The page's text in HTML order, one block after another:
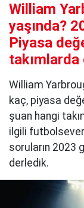
William
yaşında?
Piyasa
takımlarda
William
kaç, piyasa
şuan hangi
ilgili
soruların 2023
derledik.